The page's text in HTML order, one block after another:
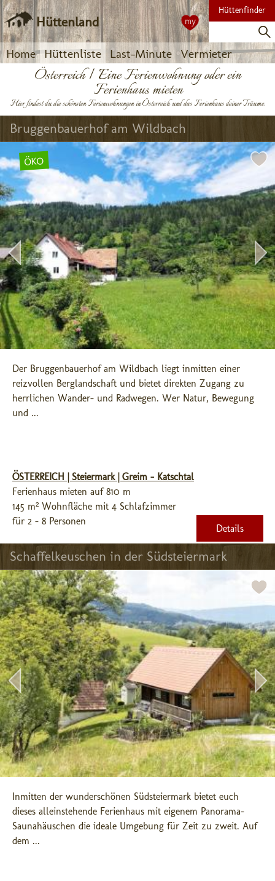
Hüttenland
Home Hüttenliste Last-Minute Vermieter
Hüttenfinder
my
Österreich | Eine Ferienwohnung oder ein
Ferienhaus mieten
Hier findest du die schönsten Ferienwohnungen in Österreich und das Ferienhaus deiner Träume.
Bruggenbauerhof am Wildbach
ÖKO
Der Bruggenbauerhof am Wildbach liegt inmitten einer
reizvollen Berglandschaft und bietet direkten Zugang zu
herrlichen Wander- und Radwegen. Wer Natur, Bewegung
und ...
ÖSTERREICH | Steiermark | Greim - Katschtal
Ferienhaus mieten auf 810 m
145 m² Wohnfläche mit 4 Schlafzimmer
für 2 - 8 Personen
Details
Schaffelkeuschen in der Südsteiermark
Inmitten der wunderschönen Südsteiermark bietet euch
dieses alleinstehende Ferienhaus mit eigenem Panorama-
Saunahäuschen die ideale Umgebung für Zeit zu zweit. Auf
dem ...